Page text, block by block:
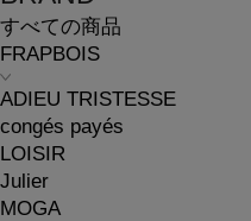
すべての商品
FRAPBOIS
ADIEU TRISTESSE
congés payés
LOISIR
Julier
MOGA